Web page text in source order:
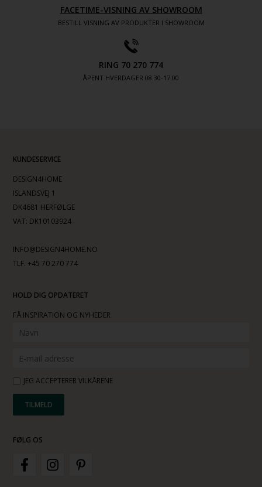
FACETIME-VISNING AV SHOWROOM
BESTILL VISNING AV PRODUKTER I SHOWROOM
RING 70 270 774
ÅPENT HVERDAGER 08:30-17.00
KUNDESERVICE
DESIGN4HOME
ISLANDSVEJ 1
DK4681 HERFØLGE
VAT: DK10103924
INFO@DESIGN4HOME.NO
TLF. +45 70 270 774
HOLD DIG OPDATERET
FÅ INSPIRATION OG NYHEDER
JEG ACCEPTERER VILKÅRENE
FØLG OS